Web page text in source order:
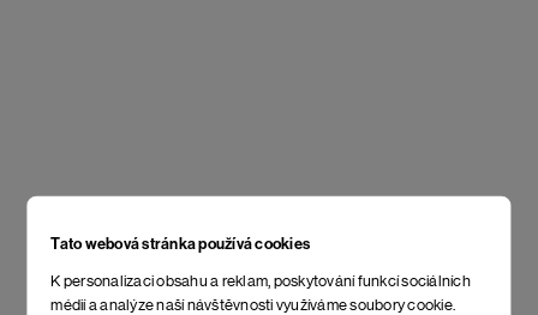
Tato webová stránka používá cookies
K personalizaci obsahu a reklam, poskytování funkcí sociálních
médií a analýze naší návštěvnosti využíváme soubory cookie.